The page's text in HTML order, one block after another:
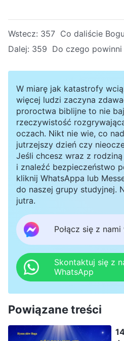
Wstecz: 357 Co daliście
Dalej: 359 Do czego powinni
W miarę jak katastrofy
więcej ludzi zaczyna
proroctwa biblijne to nie
rzeczywistość
oczach. Nikt nie wie, co
jutrzejszy dzień czy
Jeśli chcesz wraz z
i znaleźć bezpieczeństwo
kliknij WhatsAppa lub
do naszej grupy studyjnej.
jutra.
Połącz się z
Skontaktuj się z
WhatsApp
Powiązane treści